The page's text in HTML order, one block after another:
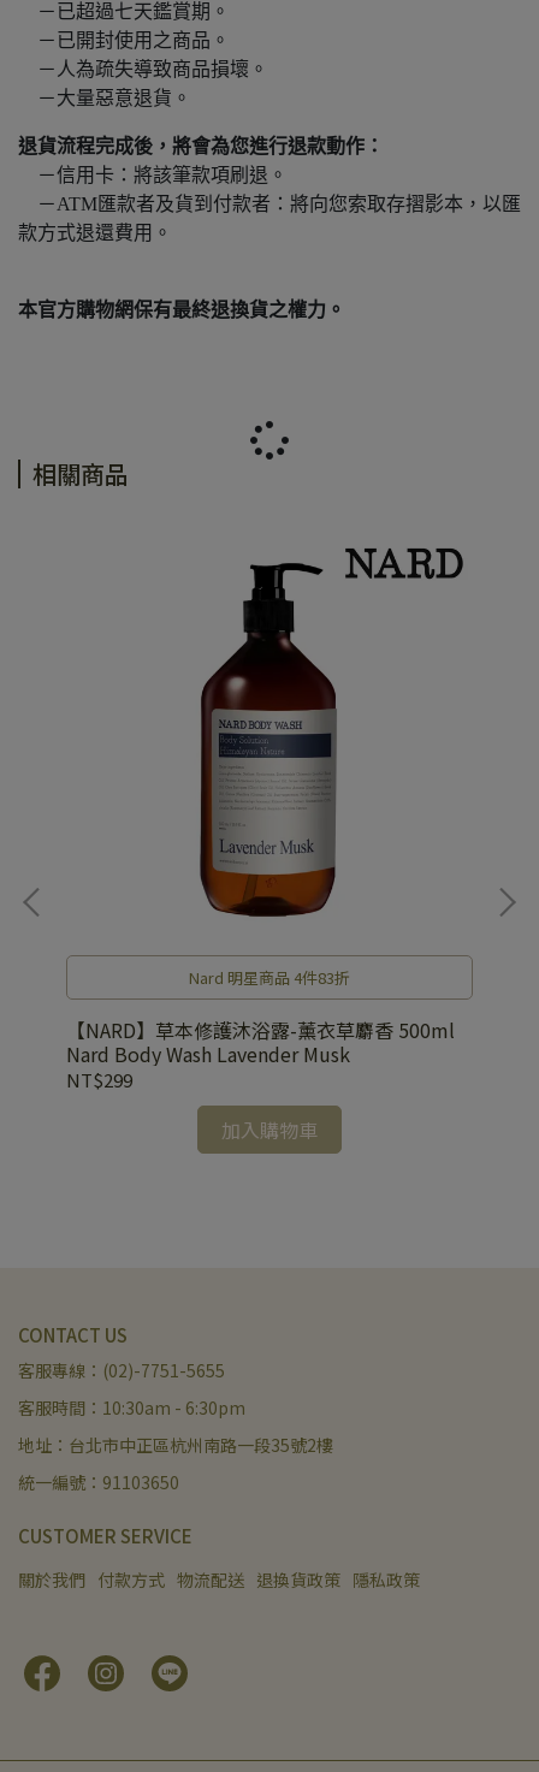
－已超過七天鑑賞期。
－已開封使用之商品。
－人為疏失導致商品損壞。
－大量惡意退貨。
退貨流程完成後，將會為您進行退款動作：
－信用卡：將該筆款項刷退。
－ATM匯款者及貨到付款者：將向您索取存摺影本，以匯
款方式退還費用。
本官方購物網保有最終退換貨之權力。
相關商品
Nard 明星商品 4件83折
【NARD】草本修護沐浴露-薰衣草麝香 500ml
Nard Body Wash Lavender Musk
NT$299
加入購物車
CONTACT US
客服專線：(02)-7751-5655
客服時間：10:30am - 6:30pm
地址：台北市中正區杭州南路一段35號2樓
統一編號：91103650
CUSTOMER SERVICE
關於我們 付款方式 物流配送 退換貨政策 隱私政策